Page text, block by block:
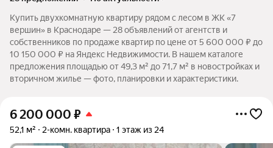
Купить двухкомнатную квартиру рядом с лесом в ЖК «7
вершин» в Краснодаре — 28 объявлений от агентств и
собственников по продаже квартир по цене от 5 600 000 ₽ до
10 150 000 ₽ на Яндекс Недвижимости. В нашем каталоге
предложения площадью от 49,3 м² до 71,7 м² в новостройках и
вторичном жилье — фото, планировки и характеристики.
6 200 000 ₽
52,1 м² 2-комн. квартира 1 этаж из 24